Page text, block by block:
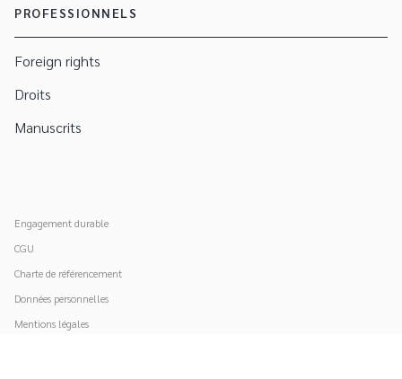
PROFESSIONNELS
Foreign rights
Droits
Manuscrits
Engagement durable
CGU
Charte de référencement
Données personnelles
Mentions légales